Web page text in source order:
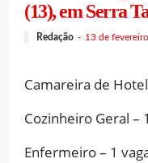
(13), em Serra
Redação 13 de
Camareira de
Cozinheiro Geral –
Enfermeiro – 1